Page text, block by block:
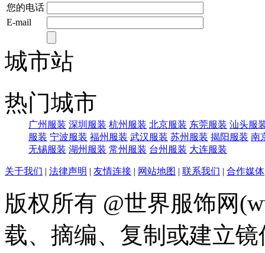
您的电话
E-mail
城市站
热门城市
广州服装 深圳服装 杭州服装 北京服装 东莞服装 汕头服
服装 宁波服装 福州服装 武汉服装 苏州服装 揭阳服装 南
无锡服装 湖州服装 常州服装 台州服装 大连服装
关于我们 | 法律声明 | 友情连接 | 网站地图 | 联系我们 | 合作媒体
版权所有 @世界服饰网
载、摘编、复制或建立